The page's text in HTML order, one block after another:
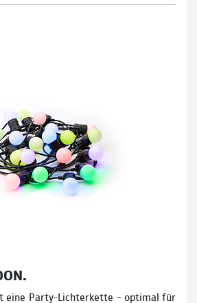
eine Party-Lichterkette – optimal für